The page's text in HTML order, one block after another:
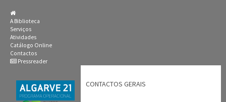
A Biblioteca
Serviços
Atividades
Catálogo Online
Contactos
Pressreader
CONTACTOS GERAIS